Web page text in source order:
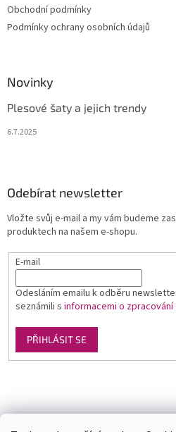
Obchodní podmínky
Podmínky ochrany osobních údajů
Novinky
Plesové šaty a jejich trendy
6.7.2025
Odebírat newsletter
Vložte svůj e-mail a my vám budeme
produktech na našem e-shopu.
E-mail
Odesláním emailu k odběru
seznámili s informacemi o zpracování
PŘIHLÁSIT SE